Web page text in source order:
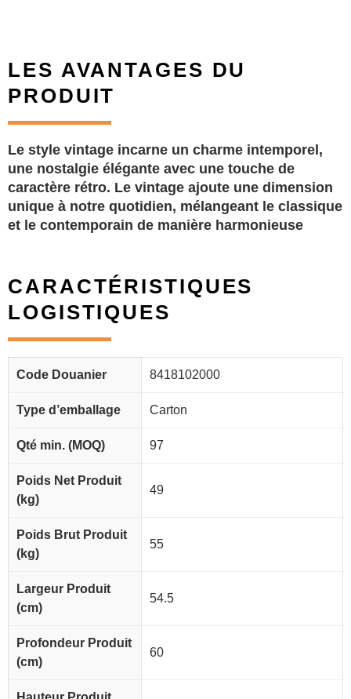
LES AVANTAGES DU
PRODUIT
Le style vintage incarne un charme intemporel,
une nostalgie élégante avec une touche de
caractère rétro. Le vintage ajoute une dimension
unique à notre quotidien, mélangeant le classique
et le contemporain de manière harmonieuse
CARACTÉRISTIQUES
LOGISTIQUES
Code Douanier 8418102000
Type d’emballage Carton
Qté min. (MOQ) 97
Poids Net Produit
(kg)
49
Poids Brut Produit
(kg)
55
Largeur Produit
(cm)
54.5
Profondeur Produit
(cm)
60